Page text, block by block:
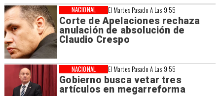
El Martes Pasado A Las 9:55
Corte de Apelaciones rechaza
anulación de absolución de
Claudio Crespo
NACIONAL
El Martes Pasado A Las 9:55
Gobierno busca vetar tres
artículos en megarreforma
NACIONAL